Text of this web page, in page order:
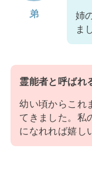
弟
姉
ま
霊能者と呼ばれ
幼い頃からこれ
てきました。私
になれれば嬉し